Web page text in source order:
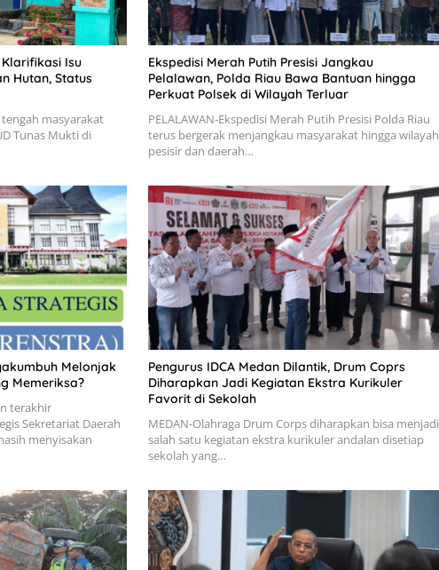
Klarifikasi Isu
Hutan, Status
tengah masyarakat
Tunas Mukti di
Ekspedisi Merah Putih Presisi Jangkau
Pelalawan, Polda Riau Bawa Bantuan hingga
Perkuat Polsek di Wilayah Terluar
PELALAWAN-Ekspedisi Merah Putih Presisi Polda Riau
terus bergerak menjangkau masyarakat hingga wilayah
pesisir dan daerah…
Melonjak
Memeriksa?
terakhir
Sekretariat Daerah
menyisakan
Pengurus IDCA Medan Dilantik, Drum Coprs
Diharapkan Jadi Kegiatan Ekstra Kurikuler
Favorit di Sekolah
MEDAN-Olahraga Drum Corps diharapkan bisa menjadi
salah satu kegiatan ekstra kurikuler andalan disetiap
sekolah yang…